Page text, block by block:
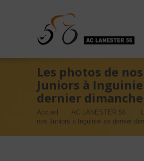
Les photos de nos
Juniors à
dernier
Accueil AC LANESTER 56
nos Juniors à Inguiniel ce dernier